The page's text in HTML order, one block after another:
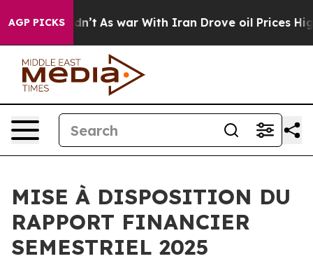
AGP PICKS
it Didn’t As war With Iran Drove oil Prices
MISE À DISPOSITION DU
RAPPORT FINANCIER
SEMESTRIEL 2025